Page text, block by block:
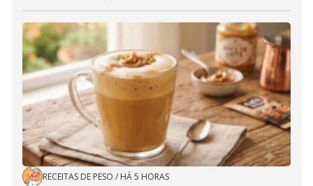
RECEITAS DE PESO / HÁ 5 HORAS